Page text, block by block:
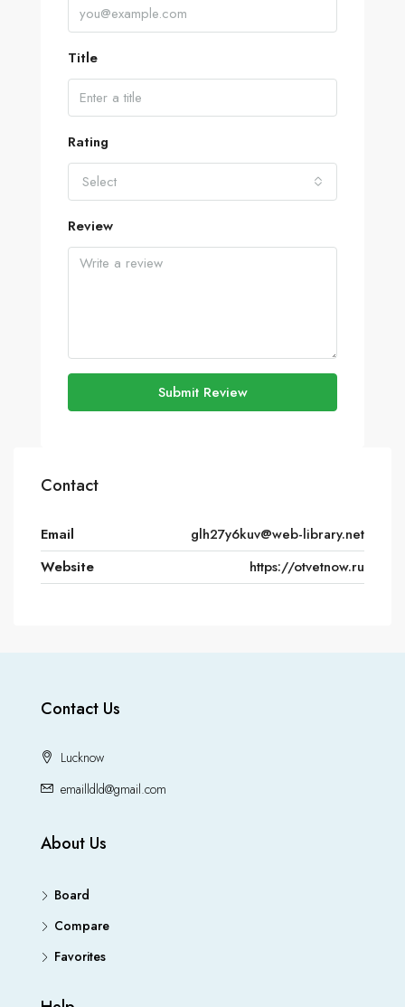
Title
Rating
Select
Review
Submit Review
Contact
Email
glh27y6kuv@web-library.net
Website
https://otvetnow.ru
Contact Us
Lucknow
emailldld@gmail.com
About Us
Board
Compare
Favorites